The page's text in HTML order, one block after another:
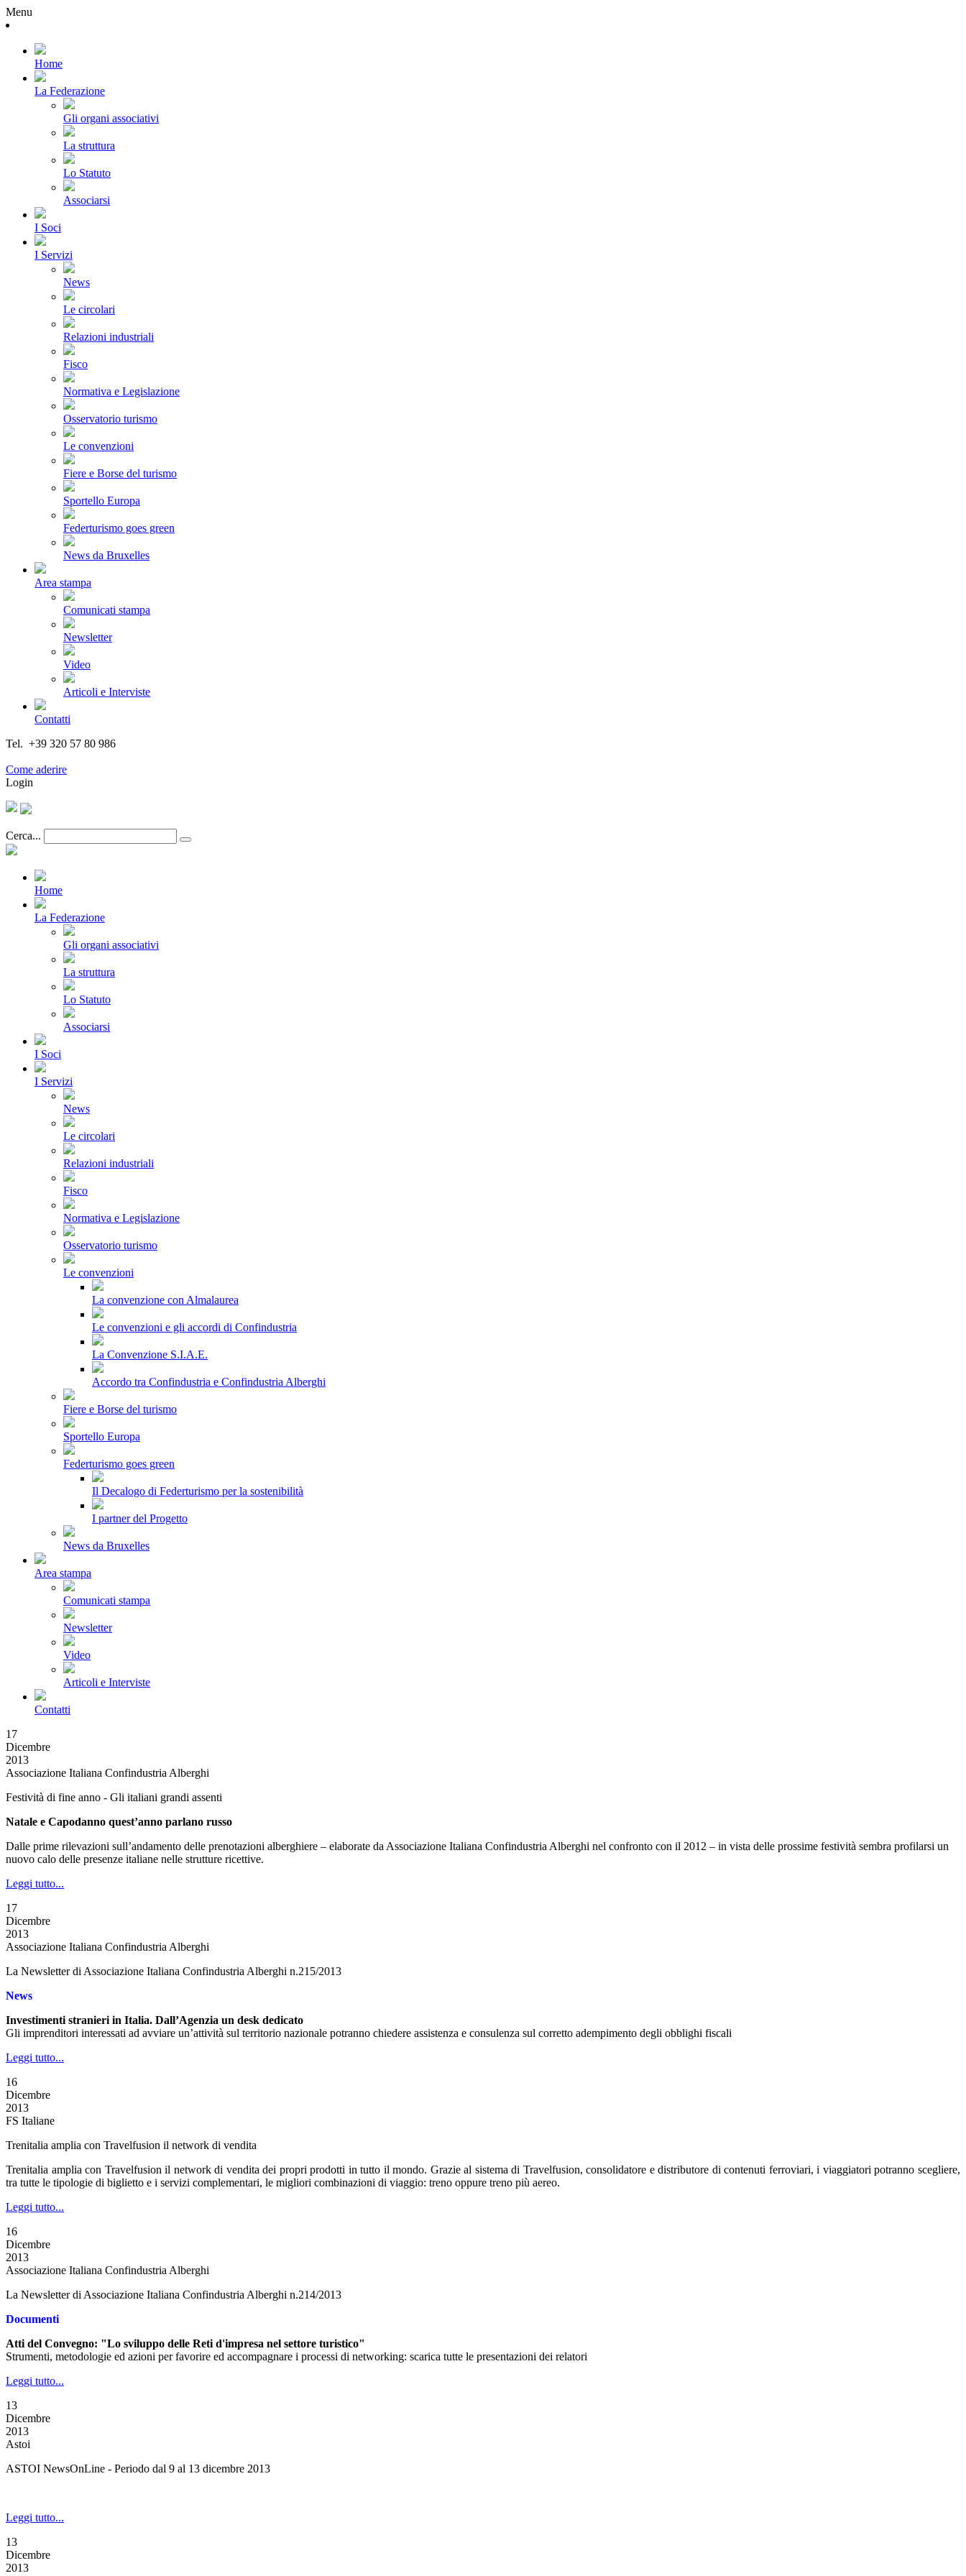
Menu
Home
La Federazione
Gli organi associativi
La struttura
Lo Statuto
Associarsi
I Soci
I Servizi
News
Le circolari
Relazioni industriali
Fisco
Normativa e Legislazione
Osservatorio turismo
Le convenzioni
Fiere e Borse del turismo
Sportello Europa
Federturismo goes green
News da Bruxelles
Area stampa
Comunicati stampa
Newsletter
Video
Articoli e Interviste
Contatti
Tel. +39 320 57 80 986
Come aderire
Login
Cerca...
Home
La Federazione
Gli organi associativi
La struttura
Lo Statuto
Associarsi
I Soci
I Servizi
News
Le circolari
Relazioni industriali
Fisco
Normativa e Legislazione
Osservatorio turismo
Le convenzioni
La convenzione con Almalaurea
Le convenzioni e gli accordi di Confindustria
La Convenzione S.I.A.E.
Accordo tra Confindustria e Confindustria Alberghi
Fiere e Borse del turismo
Sportello Europa
Federturismo goes green
Il Decalogo di Federturismo per la sostenibilità
I partner del Progetto
News da Bruxelles
Area stampa
Comunicati stampa
Newsletter
Video
Articoli e Interviste
Contatti
17
Dicembre
2013
Associazione Italiana Confindustria Alberghi
Festività di fine anno - Gli italiani grandi assenti
Natale e Capodanno quest’anno parlano russo
Dalle prime rilevazioni sull’andamento delle prenotazioni alberghiere – elaborate da Associazione Italiana Confindustria Alberghi nel confronto con il 2012 – in vista delle prossime festività sembra profilarsi un
nuovo calo delle presenze italiane nelle strutture ricettive.
Leggi tutto...
17
Dicembre
2013
Associazione Italiana Confindustria Alberghi
La Newsletter di Associazione Italiana Confindustria Alberghi n.215/2013
News
Investimenti stranieri in Italia. Dall’Agenzia un desk dedicato
Gli imprenditori interessati ad avviare un’attività sul territorio nazionale potranno chiedere assistenza e consulenza sul corretto adempimento degli obblighi fiscali
Leggi tutto...
16
Dicembre
2013
FS Italiane
Trenitalia amplia con Travelfusion il network di vendita
Trenitalia amplia con Travelfusion il network di vendita dei propri prodotti in tutto il mondo. Grazie al sistema di Travelfusion, consolidatore e distributore di contenuti ferroviari, i viaggiatori potranno scegliere,
tra tutte le tipologie di biglietto e i servizi complementari, le migliori combinazioni di viaggio: treno oppure treno più aereo.
Leggi tutto...
16
Dicembre
2013
Associazione Italiana Confindustria Alberghi
La Newsletter di Associazione Italiana Confindustria Alberghi n.214/2013
Documenti
Atti del Convegno: "Lo sviluppo delle Reti d'impresa nel settore turistico"
Strumenti, metodologie ed azioni per favorire ed accompagnare i processi di networking: scarica tutte le presentazioni dei relatori
Leggi tutto...
13
Dicembre
2013
Astoi
ASTOI NewsOnLine - Periodo dal 9 al 13 dicembre 2013
Leggi tutto...
13
Dicembre
2013